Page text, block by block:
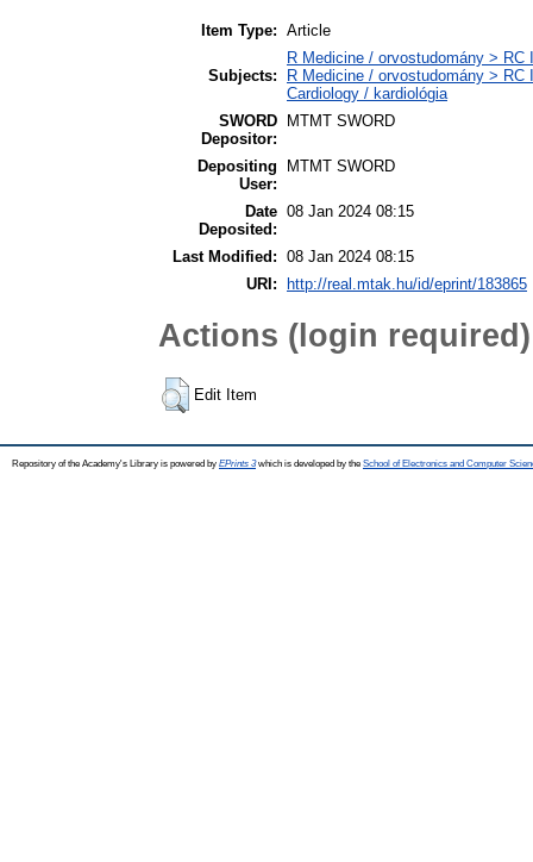
Item Type: Article
Subjects:
R Medicine / orvostudomány >
R Medicine / orvostudomány >
Cardiology / kardiológia
SWORD
Depositor:
MTMT SWORD
Depositing
User:
MTMT SWORD
Date
Deposited:
08 Jan 2024 08:15
Last Modified: 08 Jan 2024 08:15
URI:
http://real.mtak.hu/id/eprint/183865
Actions (login required)
Edit Item
Repository of the Academy's Library is powered by EPrints 3which is developed by the School of Electronics and Computer